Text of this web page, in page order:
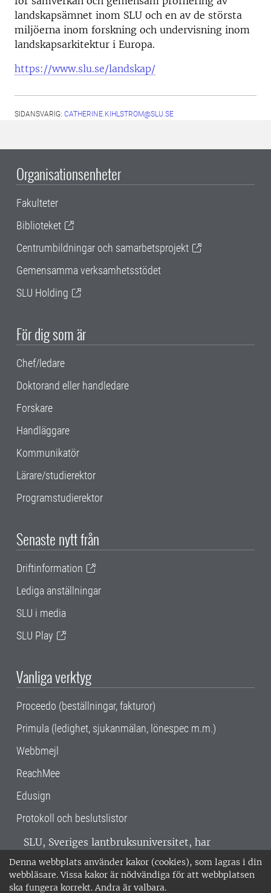
Denna webbplats använder kakor (cookies), som lagras i din
webbläsare. Vissa kakor är nödvändiga för att webbplatsen
ska fungera korrekt. Andra är valbara.
landskapsämnet inom SLU och en av de största
miljöerna inom forskning och undervisning inom
landskapsarkitektur i Europa.
https://www.slu.se/landskap/
SIDANSVARIG: CATHERINE.KIHLSTROM@SLU.SE
Organisationsenheter
Fakulteter
Biblioteket
Centrumbildningar och samarbetsprojekt
Gemensamma verksamhetsstödet
SLU Holding
För dig som är
Chef/ledare
Doktorand eller handledare
Forskare
Handläggare
Kommunikatör
Lärare/studierektor
Programstudierektor
Senaste nytt från
Driftinformation
Lediga anställningar
SLU i media
SLU Play
Vanliga verktyg
Proceedo (beställningar, fakturor)
Primula (ledighet, sjukanmälan, lönespec m.m.)
Webbmejl
ReachMee
Edusign
Protokoll och beslutslistor
SLU, Sveriges lantbruksuniversitet, har
verksamhet över hela Sverige. Huvudorter är
Alnarp, Uppsala och Umeå.SLU är
miljöcertifierat enligt ISO 14001. •